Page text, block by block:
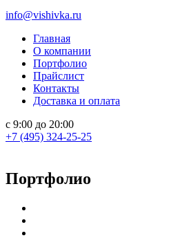
info@vishivka.ru
Главная
О компании
Портфолио
Прайслист
Контакты
Доставка и оплата
с 9:00 до 20:00
+7 (495) 324-25-25
Портфолио